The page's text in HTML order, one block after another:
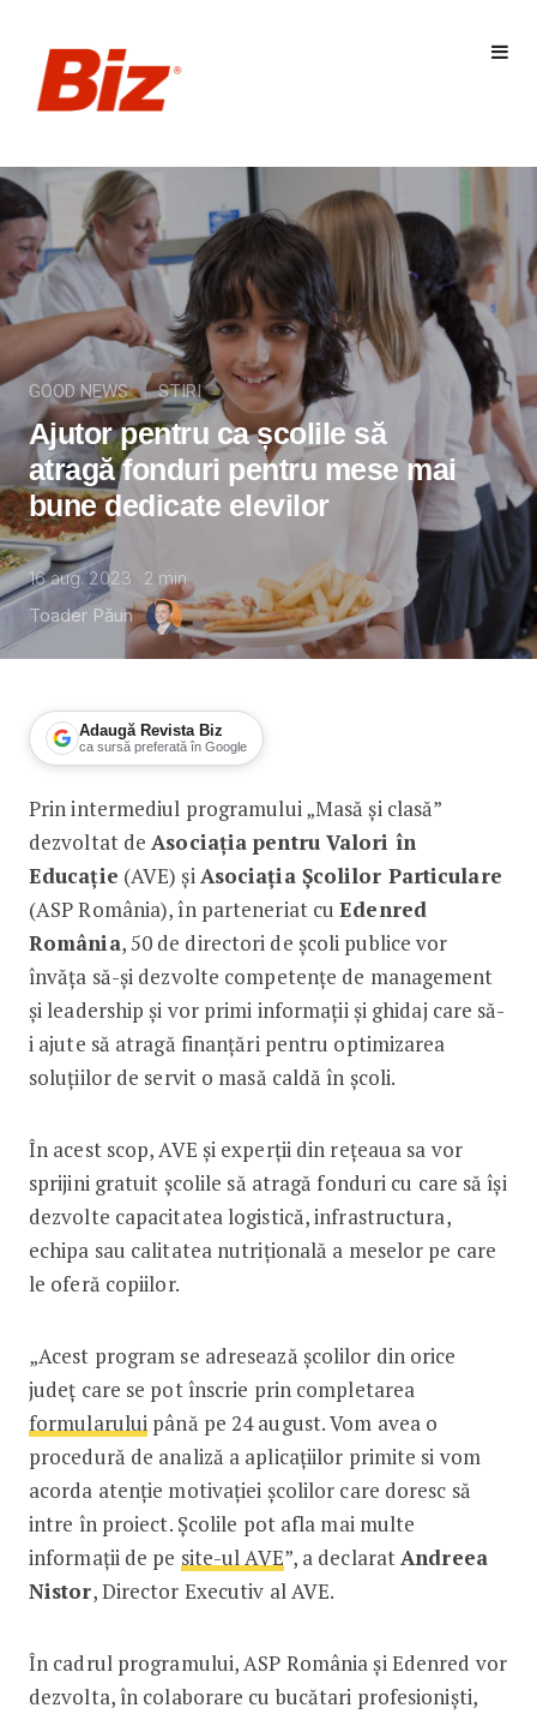
GOOD NEWS STIRI
Ajutor pentru ca școlile să
atragă fonduri pentru mese mai
bune dedicate elevilor
16 aug. 2023 2 min
Toader Păun
Adaugă Revista Biz
ca sursă preferată în Google
Ajutor pentru ca școlile să atragă
Prin intermediul programului „Masă și clasă”
dezvoltat deAsociația pentru Valori în
Educație (AVE) șiAsociația Școlilor Particulare
(ASP România), în parteneriat cuEdenred
România, 50 de directori de școli publice vor
învăța să-și dezvolte competențe de management
și leadership și vor primi informații și ghidaj care să-
i ajute să atragă finanțări pentru optimizarea
soluțiilor de servit o masă caldă în școli.
În acest scop, AVE și experții din rețeaua sa vor
sprijini gratuit școlile să atragă fonduri cu care să își
dezvolte capacitatea logistică, infrastructura,
echipa sau calitatea nutrițională a meselor pe care
le oferă copiilor.
„Acest program se adresează școlilor din orice
județ care se pot înscrie prin completarea
formularului până pe 24 august. Vom avea o
procedură de analiză a aplicațiilor primite si vom
acorda atenție motivației școlilor care doresc să
intre în proiect. Școlile pot afla mai multe
informații de pe site-ul AVE”, a declaratAndreea
Nistor, Director Executiv al AVE.
În cadrul programului, ASP România și Edenred vor
dezvolta, în colaborare cu bucătari profesioniști,